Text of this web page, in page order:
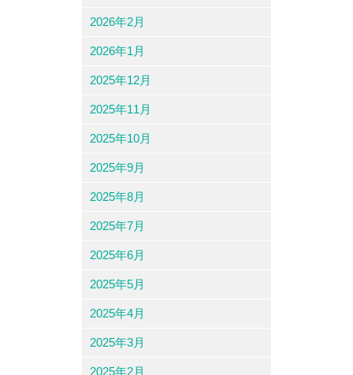
2026年2月
2026年1月
2025年12月
2025年11月
2025年10月
2025年9月
2025年8月
2025年7月
2025年6月
2025年5月
2025年4月
2025年3月
2025年2月